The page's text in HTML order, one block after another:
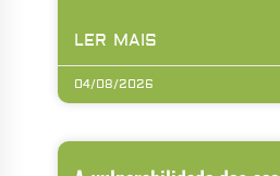
LER MAIS
04/08/2026